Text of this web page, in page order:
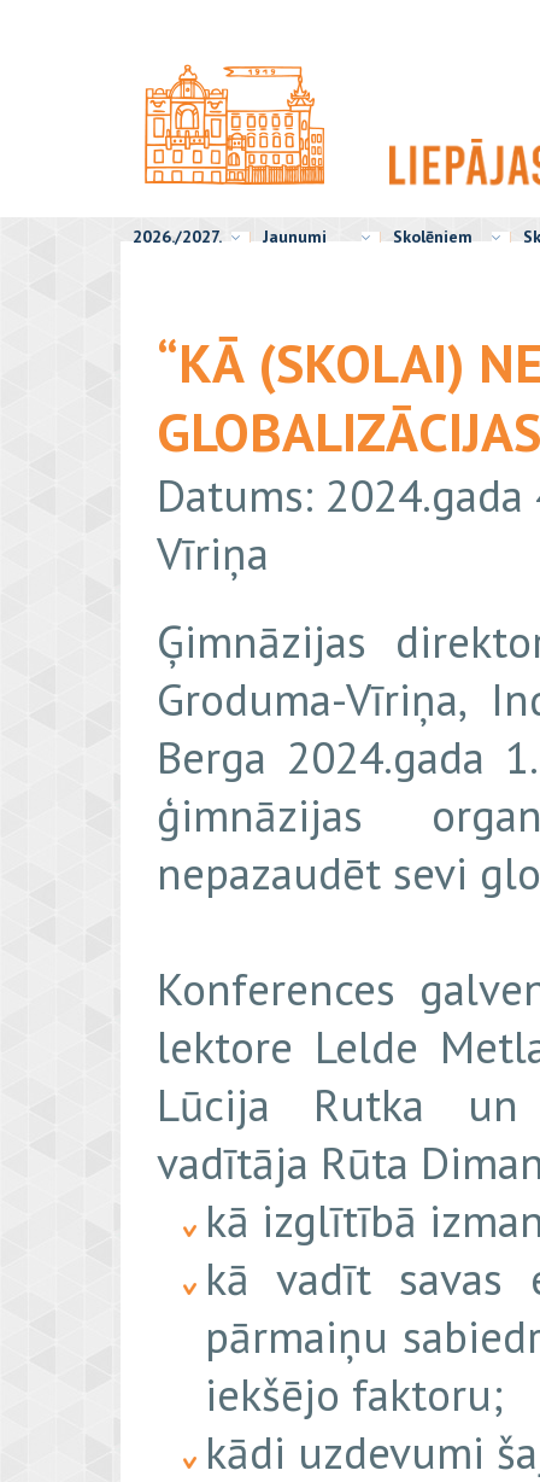
2026./2027. Jaunumi Skolēniem
“KĀ (SKOLAI)
Datums:
Vīriņa
Ģimnāzijas
Groduma-Vīriņa,
Berga 2024.gada
ģimnāzijas
nepazaudēt sevi
Konferences
lektore Lelde
Lūcija Rutka un
vadītāja Rūta
kā izglītībā
kā vadīt savas
pārmaiņu
iekšējo faktoru;
kādi uzdevumi